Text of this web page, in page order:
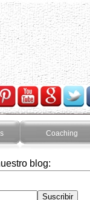
Coaching
blog: